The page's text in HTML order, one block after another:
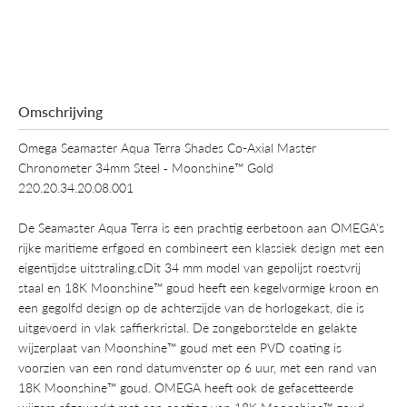
Omschrijving
Omega Seamaster Aqua Terra Shades Co-Axial Master
Chronometer 34mm Steel ‑ Moonshine™ Gold
220.20.34.20.08.001
De Seamaster Aqua Terra is een prachtig eerbetoon aan OMEGA's
rijke maritieme erfgoed en combineert een klassiek design met een
eigentijdse uitstraling.cDit 34 mm model van gepolijst roestvrij
staal en 18K Moonshine™ goud heeft een kegelvormige kroon en
een gegolfd design op de achterzijde van de horlogekast, die is
uitgevoerd in vlak saffierkristal. De zongeborstelde en gelakte
wijzerplaat van Moonshine™ goud met een PVD coating is
voorzien van een rond datumvenster op 6 uur, met een rand van
18K Moonshine™ goud. OMEGA heeft ook de gefacetteerde